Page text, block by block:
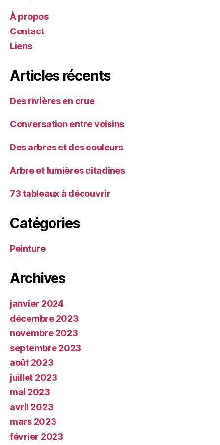
À propos
Contact
Liens
Articles récents
Des rivières en crue
Conversation entre voisins
Des arbres et des couleurs
Arbre et lumières citadines
73 tableaux à découvrir
Catégories
Peinture
Archives
janvier 2024
décembre 2023
novembre 2023
septembre 2023
août 2023
juillet 2023
mai 2023
avril 2023
mars 2023
février 2023